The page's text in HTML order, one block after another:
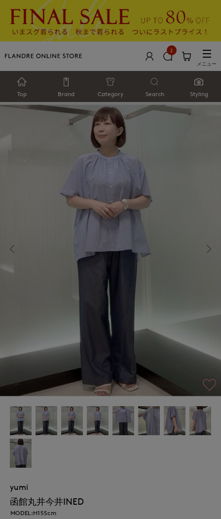
2
メニュー
Top Brand Category Search Styling
yumi
函館丸井今井INED
MODEL:H155cm